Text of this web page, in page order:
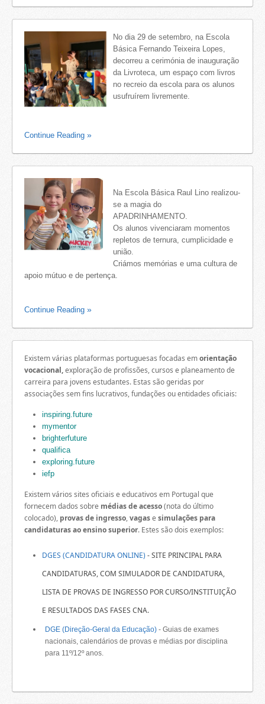
No dia 29 de setembro, na Escola
Básica Fernando Teixeira Lopes,
decorreu a cerimónia de inauguração
da Livroteca, um espaço com livros
no recreio da escola para os alunos
usufruírem livremente.
Continue Reading
Na Escola Básica Raul Lino realizou-
se a magia do
APADRINHAMENTO.
Os alunos vivenciaram momentos
repletos de ternura, cumplicidade e
união.
Criámos memórias e uma cultura de
apoio mútuo e de pertença.
Continue Reading
Existem várias plataformas portuguesas focadas emorientação
vocacional,exploração de profissões, cursos e planeamento de
carreira para jovens estudantes. Estas são geridas por
associações sem fins lucrativos, fundações ou entidades oficiais:
inspiring.future
mymentor
brighterfuture
qualifica
exploring.future
iefp
Existem vários sites oficiais e educativos em Portugal que
fornecem dados sobre médias de acesso(nota do último
colocado), provas de ingresso,vagase simulações para
candidaturas ao ensino superior. Estes são dois exemplos:
DGES (CANDIDATURA ONLINE) -SITE PRINCIPAL PARA
CANDIDATURAS, COM SIMULADOR DE CANDIDATURA,
LISTA DE PROVAS DE INGRESSO POR CURSO/INSTITUIÇÃO
E RESULTADOS DAS FASES CNA.
DGE (Direção-Geral da Educação) - Guias de exames
nacionais, calendários de provas e médias por disciplina
para 11º/12º anos.